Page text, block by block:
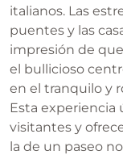
italianos. Las
puentes y las
impresión de
el bullicioso
en el tranquilo y
Esta experiencia
visitantes y
la de un paseo